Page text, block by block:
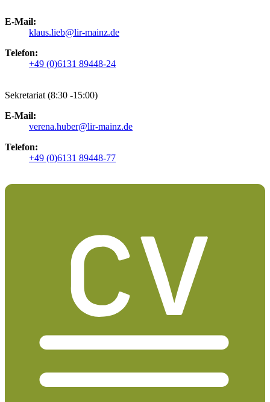
E-Mail:
klaus.lieb@lir-mainz.de
Telefon:
+49 (0)6131 89448-24
Sekretariat (8:30 -15:00)
E-Mail:
verena.huber@lir-mainz.de
Telefon:
+49 (0)6131 89448-77